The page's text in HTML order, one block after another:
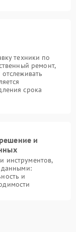
техники по
ремонт,
срока
и
инструментов,
данными:
и